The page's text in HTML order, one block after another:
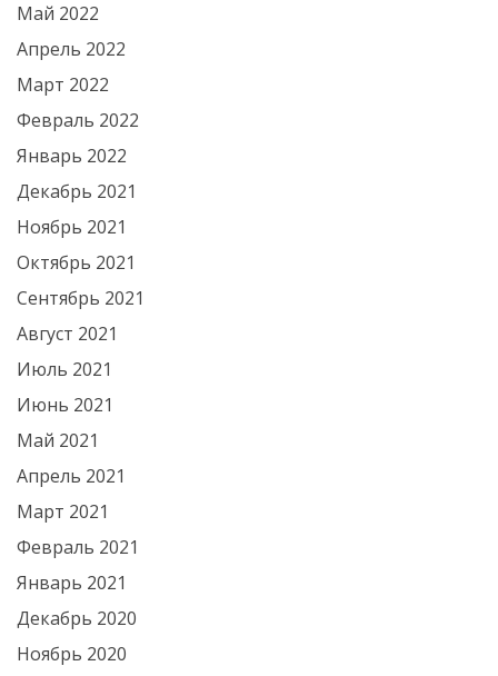
Май 2022
Апрель 2022
Март 2022
Февраль 2022
Январь 2022
Декабрь 2021
Ноябрь 2021
Октябрь 2021
Сентябрь 2021
Август 2021
Июль 2021
Июнь 2021
Май 2021
Апрель 2021
Март 2021
Февраль 2021
Январь 2021
Декабрь 2020
Ноябрь 2020